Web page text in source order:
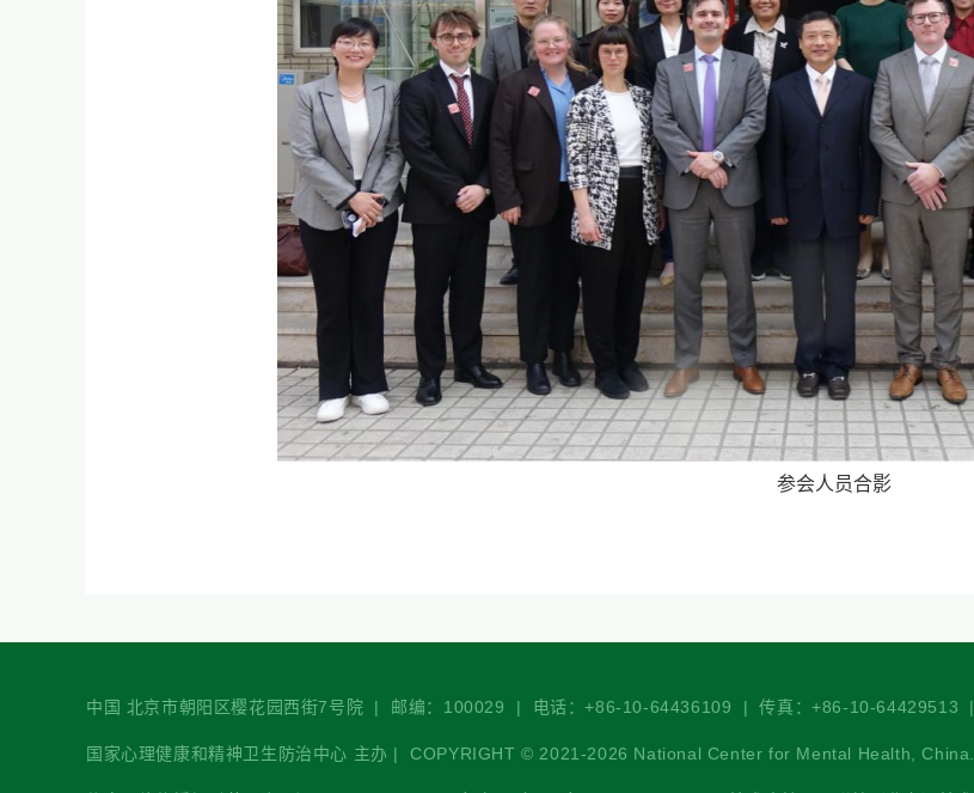
参会人员合影
中国 北京市朝阳区樱花园西街7号院 | 邮编：100029 | 电话：+86-10-64436109 | 传真：+86-10-64429513
国家心理健康和精神卫生防治中心 主办 | COPYRIGHT © 2021-2026 National Center for Mental Health,